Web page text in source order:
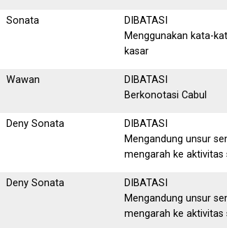
Sonata
DIBATASI
Menggunakan kata-
kasar
Wawan
DIBATASI
Berkonotasi Cabul
Deny Sonata
DIBATASI
Mengandung unsur
mengarah ke aktivitas
Deny Sonata
DIBATASI
Mengandung unsur
mengarah ke aktivitas